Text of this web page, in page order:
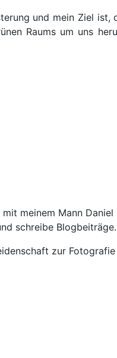
und mein Ziel
Raums um uns
mit meinem Mann
schreibe Blogbeiträge.
zur